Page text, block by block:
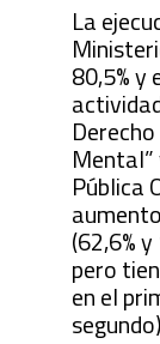
La
80,5% y
Mental”
Pública
(62,6%
pero
en el